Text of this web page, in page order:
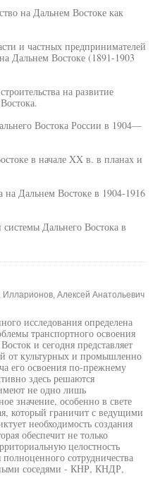
на Дальнем Востоке как
и частных предпринимателей
Дальнем Востоке (1891-1903
на развитие
Востока России в 1904—
в начале XX в. в планах и
на Дальнем Востоке в 1904-1916
Дальнего Востока в
Алексей Анатольевич
исследования определена
транспортного освоения
и сегодня представляет
от культурных и промышленно
его освоения по-прежнему
здесь решаются
не одно лишь
значение, особенно в свете
который граничит с ведущими
необходимость создания
обеспечит не только
целостность
сотрудничества
соседями - КНР, КНДР,